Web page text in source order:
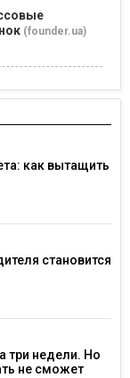
(founder.ua)
как вытащить
становится
три недели. Но
не сможет